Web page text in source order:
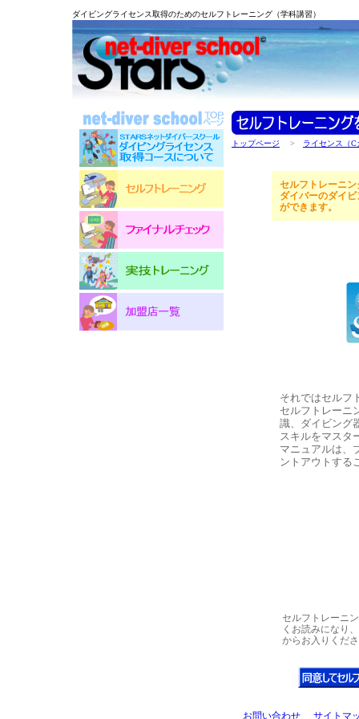
ダイビングライセンス取得のためのセルフトレーニング（学科講習）
トップページ > ライセンス（
セルフトレーニ
ダイバーのダイ
ができます。
それではセルフ
セルフトレーニ
識、ダイビング
スキルをマスタ
マニュアルは、
ントアウトする
セルフトレーニ
くお読みになり
からお入りくだ
お問い合わせ サイトマ